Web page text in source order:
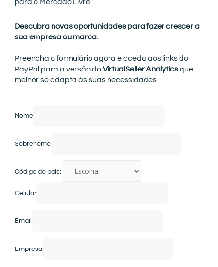
para o Mercado Livre.
Descubra novas oportunidades para fazer crescer a
sua empresa ou marca.
Preencha o formulário agora e aceda aos links do
PayPal para a versão doVirtualSeller Analyticsque
melhor se adapta às suas necessidades.
Nome
Sobrenome
Código do país:
Celular
Email
Empresa